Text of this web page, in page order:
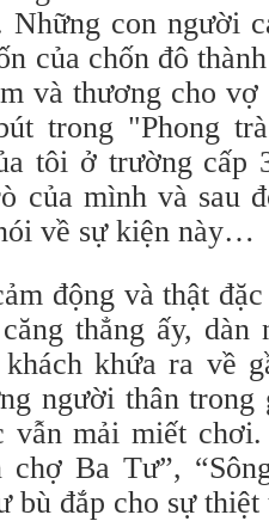
Những con người
của chốn đô
và thương cho
trong "Phong
tôi ở trường cấp
của mình và sau
về sự kiện này…
động và thật
thẳng ấy,
khứa ra về
người thân trong
vẫn mải miết
chợ Ba Tư”,
bù đắp cho sự